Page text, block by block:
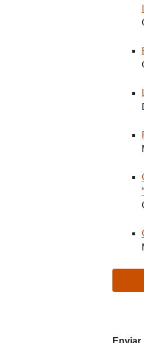
Enviar